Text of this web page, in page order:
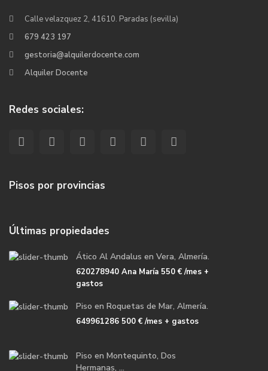
Calle velazquez 2, 41610. Paradas (sevilla)
679 423 197
gestoria@alquilerdocente.com
Alquiler Docente
Redes sociales:
Pisos por provincias
Últimas propiedades
Ático Al Andalus en Vera, Almería.
620278940 Ana María 550 €/mes +
gastos
Piso en Roquetas de Mar, Almería.
649961286 500 €/mes + gastos
Piso en Montequinto, Dos
Hermanas, ...